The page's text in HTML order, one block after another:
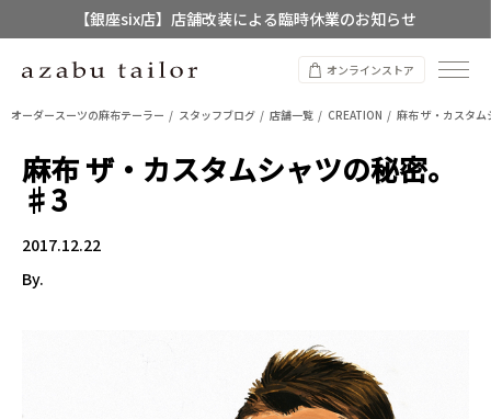
【店舗限定】レディースオーダースーツ
8/12~8/16 夏季休業のお知らせオンラインストア
オーダースーツの麻布テーラー スタッフブログ 店舗一覧 CREATION 麻布 ザ・カスタ
麻布 ザ・カスタムシャツの秘密。
♯3
2017.12.22
By.